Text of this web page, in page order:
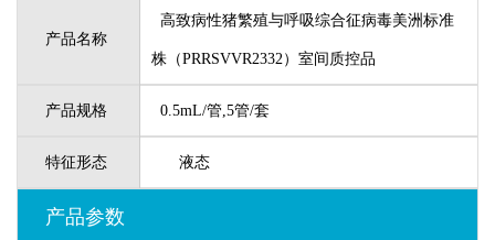
产品名称
高致病性猪繁殖与呼吸综合征病毒美洲标准
株（PRRSVVR2332）室间质控品
产品规格 0.5mL/管,5管/套
特征形态 液态
产品参数